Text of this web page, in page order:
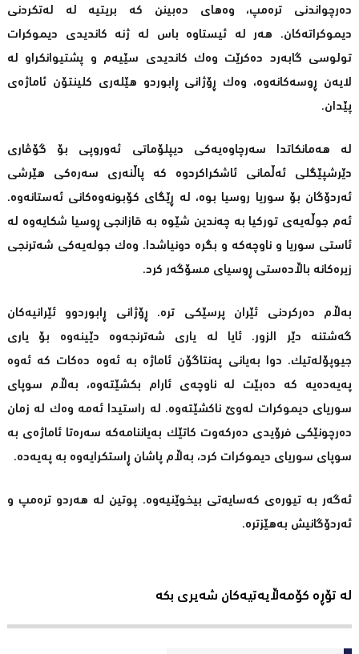
دەرچواندنی ترەمپ، وەهای دەبینن کە بریتیە لە لەتکردنی
دیموکراتەکان. هەر لە ئیستاوە باس لە ژنە کاندیدی دیموکرات
تولوسی گابەرد دەکرێت وەک کاندیدی سێیەم و پشتیوانکراو لە
لایەن ڕوسەکانەوە، وەک ڕۆژانی ڕابوردو هێلەری کلینتۆن ئاماژەی
پێدان.
لە هەمانکاتدا سەرچاوەیەکی دیپلۆماتی ئەوروپی بۆ گۆڤاری
دێرشپێگلی ئەڵمانی ئاشکراکردوە کە پاڵنەری سەرەکی هێرشی
ئەردۆگان بۆ سوریا روسیا بوە، لە ڕێگای کۆبونەوەکانی ئەستانەوە.
ئەم جوڵەیەی تورکیا بە چەندین شێوە بە قازانجی ڕوسیا شکایەوە لە
ئاستی سوریا و ناوچەکە و بگرە دونیاشدا. وەک جولەیەکی شەترنجی
زیرەکانە باڵادەستی ڕوسیای مسۆگەر کرد.
بەڵام دەرکردنی ئێران پرسێکی ترە. ڕۆژانی ڕابوردوو ئێرانیەکان
گەشتنە دێر الزور. ئایا لە یاری شەترنجەوە دێینەوە بۆ یاری
جیوپۆلەتیک. دوا بەیانی پەنتاگۆن ئاماژە بە ئەوە دەکات کە ئەوە
پەیەدەیە کە دەبێت لە ناوچەی ئارام بکشێتەوە، بەڵام سوپای
سوریای دیموکرات لەوێ ناکشێتەوە. لە راستیدا ئەمە وەک لە زمان
دەرچونێکی فرۆیدی دەرکەوت کاتێک بەیاننامەکە سەرەتا ئاماژەی بە
سوپای سوریای دیموکرات کرد، بەڵام پاشان ڕاستکرایەوە بە پەیەدە.
ئەگەر بە تیورەی کەسایەتی بیخوێنیەوە. پوتین لە هەردو ترەمپ و
ئەردۆگانیش بەهێزترە.
لە تۆڕە کۆمەڵایەتیەکان شەیری بکە